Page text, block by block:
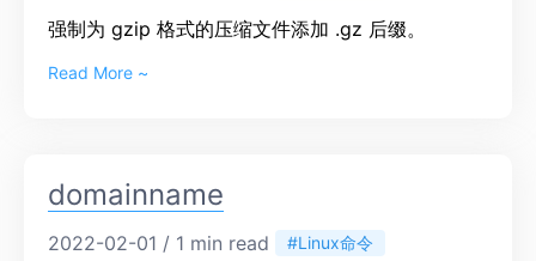
强制为 gzip 格式的压缩文件添加 .gz 后缀。
Read More ~
domainname
2022-02-01 / 1 min read #Linux命令